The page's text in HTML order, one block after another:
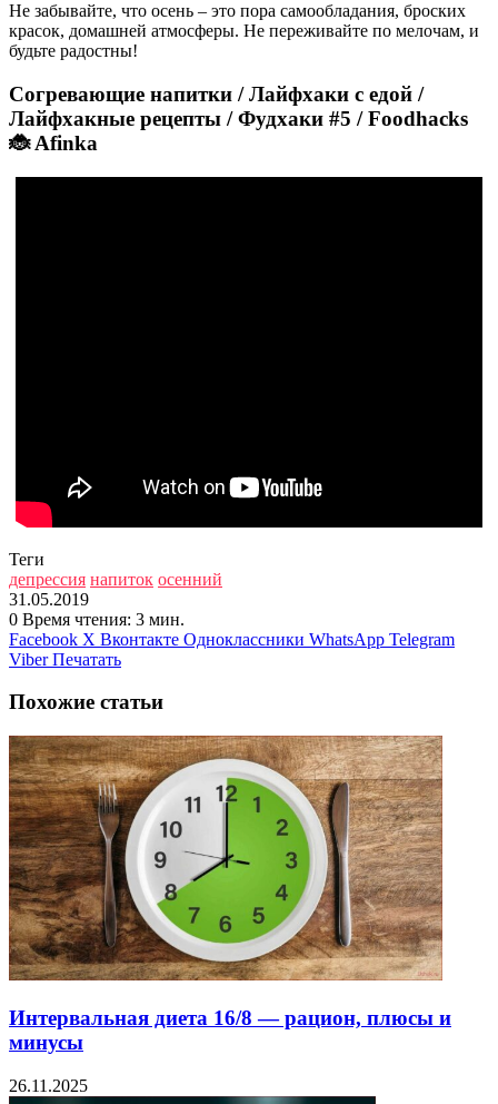
Не забывайте, что осень – это пора самообладания, броских
красок, домашней атмосферы. Не переживайте по мелочам, и
будьте радостны!
Согревающие напитки / Лайфхаки с едой /
Лайфхакные рецепты / Фудхаки #5 / Foodhacks
🐞 Afinka
Теги
депрессия напиток осенний
31.05.2019
0 Время чтения: 3 мин.
Facebook X Вконтакте Одноклассники WhatsApp Telegram
Viber Печатать
Похожие статьи
Интервальная диета 16/8 — рацион, плюсы и
минусы
26.11.2025